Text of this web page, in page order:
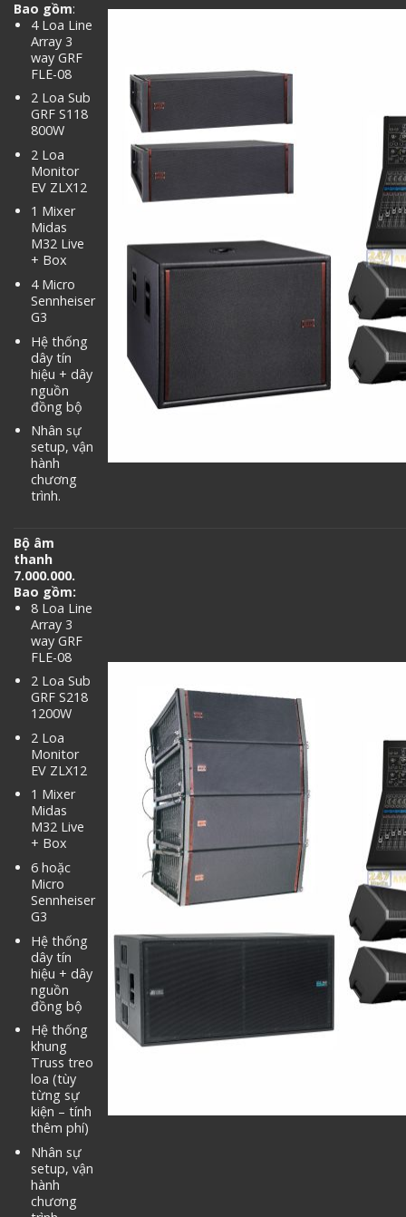
Bao gồm:
4 Loa Line
Array 3
way GRF
FLE-08
2 Loa Sub
GRF S118
800W
2 Loa
Monitor
EV ZLX12
1 Mixer
Midas
M32 Live
+ Box
4 Micro
Sennheiser
G3
Hệ thống
dây tín
hiệu + dây
nguồn
đồng bộ
Nhân sự
setup, vận
hành
chương
trình.
Bộ âm
thanh
7.000.000.
Bao gồm:
8 Loa Line
Array 3
way GRF
FLE-08
2 Loa Sub
GRF S218
1200W
2 Loa
Monitor
EV ZLX12
1 Mixer
Midas
M32 Live
+ Box
6 hoặc
Micro
Sennheiser
G3
Hệ thống
dây tín
hiệu + dây
nguồn
đồng bộ
Hệ thống
khung
Truss treo
loa (tùy
từng sự
kiện – tính
thêm phí)
Nhân sự
setup, vận
hành
chương